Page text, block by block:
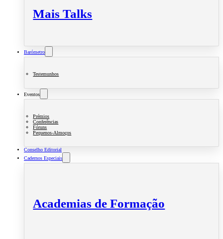
Mais Talks
Barómetro
Testemunhos
Eventos
Prémios
Conferências
Fóruns
Pequenos-Almoços
Conselho Editorial
Cadernos Especiais
Academias de Formação